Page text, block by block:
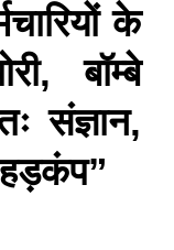
के
बॉम्बे
संज्ञान,